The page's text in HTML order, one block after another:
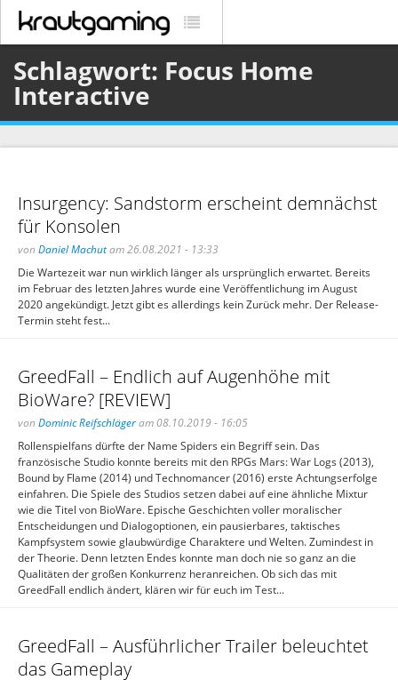
Schlagwort: Focus Home
Interactive
Insurgency: Sandstorm erscheint demnächst
für Konsolen
von Daniel Machutam 26.08.2021 - 13:33
Die Wartezeit war nun wirklich länger als ursprünglich erwartet. Bereits
im Februar des letzten Jahres wurde eine Veröffentlichung im August
2020 angekündigt. Jetzt gibt es allerdings kein Zurück mehr. Der Release-
Termin steht fest...
GreedFall – Endlich auf Augenhöhe mit
BioWare? [REVIEW]
von Dominic Reifschlägeram 08.10.2019 - 16:05
Rollenspielfans dürfte der Name Spiders ein Begriff sein. Das
französische Studio konnte bereits mit den RPGs Mars: War Logs (2013),
Bound by Flame (2014) und Technomancer (2016) erste Achtungserfolge
einfahren. Die Spiele des Studios setzen dabei auf eine ähnliche Mixtur
wie die Titel von BioWare. Epische Geschichten voller moralischer
Entscheidungen und Dialogoptionen, ein pausierbares, taktisches
Kampfsystem sowie glaubwürdige Charaktere und Welten. Zumindest in
der Theorie. Denn letzten Endes konnte man doch nie so ganz an die
Qualitäten der großen Konkurrenz heranreichen. Ob sich das mit
GreedFall endlich ändert, klären wir für euch im Test...
GreedFall – Ausführlicher Trailer beleuchtet
das Gameplay